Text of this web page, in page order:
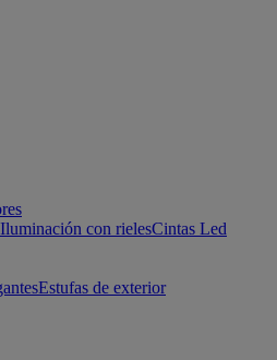
Iluminación con rielesCintas Led
Estufas de exterior